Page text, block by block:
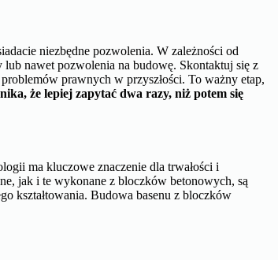
niezbędne pozwolenia. W zależności od
lub nawet pozwolenia na budowę. Skontaktuj się z
prawnych w przyszłości. To ważny etap,
że lepiej zapytać dwa razy, niż potem się
ma kluczowe znaczenie dla trwałości i
jak i te wykonane z bloczków betonowych, są
kształtowania. Budowa basenu z bloczków